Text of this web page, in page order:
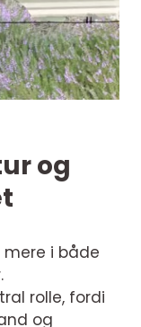
og
i både
rolle, fordi
og